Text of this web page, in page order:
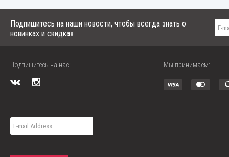
Подпишитесь на наши новости, чтобы всегда знать о
новинках и скидках
Подпишитесь на нас: Мы принимаем: